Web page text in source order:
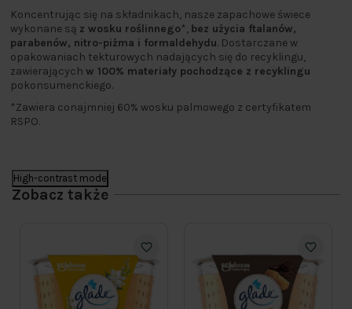
Koncentrując się na składnikach, nasze zapachowe świece
wykonane są z wosku roślinnego*, bez użycia ftalanów,
parabenów, nitro-piżma i formaldehydu. Dostarczane w
opakowaniach tekturowych nadających się do recyklingu,
zawierających w 100% materiały pochodzące z recyklingu
pokonsumenckiego.
*Zawiera conajmniej 60% wosku palmowego z certyfikatem
RSPO.
High-contrast mode
Zobacz także